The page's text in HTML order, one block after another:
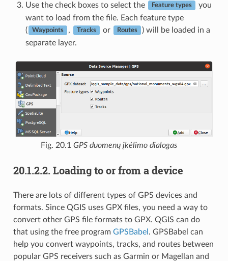
Use the check boxes to select the Feature types
you
want to load from the file. Each feature type
(
Waypoints , Tracks or Routes
) will be loaded in a
separate layer.
Fig. 20.1 GPS duomenų įkėlimo dialogas
20.1.2.2. Loading to or from a device
There are lots of different types of GPS devices and
formats. Since QGIS uses GPX files, you need a way to
convert other GPS file formats to GPX. QGIS can do
that using the free program GPSBabel . GPSBabel can
help you convert waypoints, tracks, and routes between
popular GPS receivers such as Garmin or Magellan and